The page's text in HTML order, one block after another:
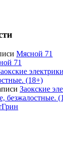
Мясной 71
71
(18+)
Заокские
безжалостные.